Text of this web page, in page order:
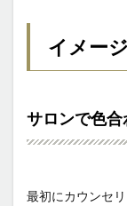
コン
サル
ティ
れ
1.1
わせ
イメー
サロンで色合
最初にカウンセ